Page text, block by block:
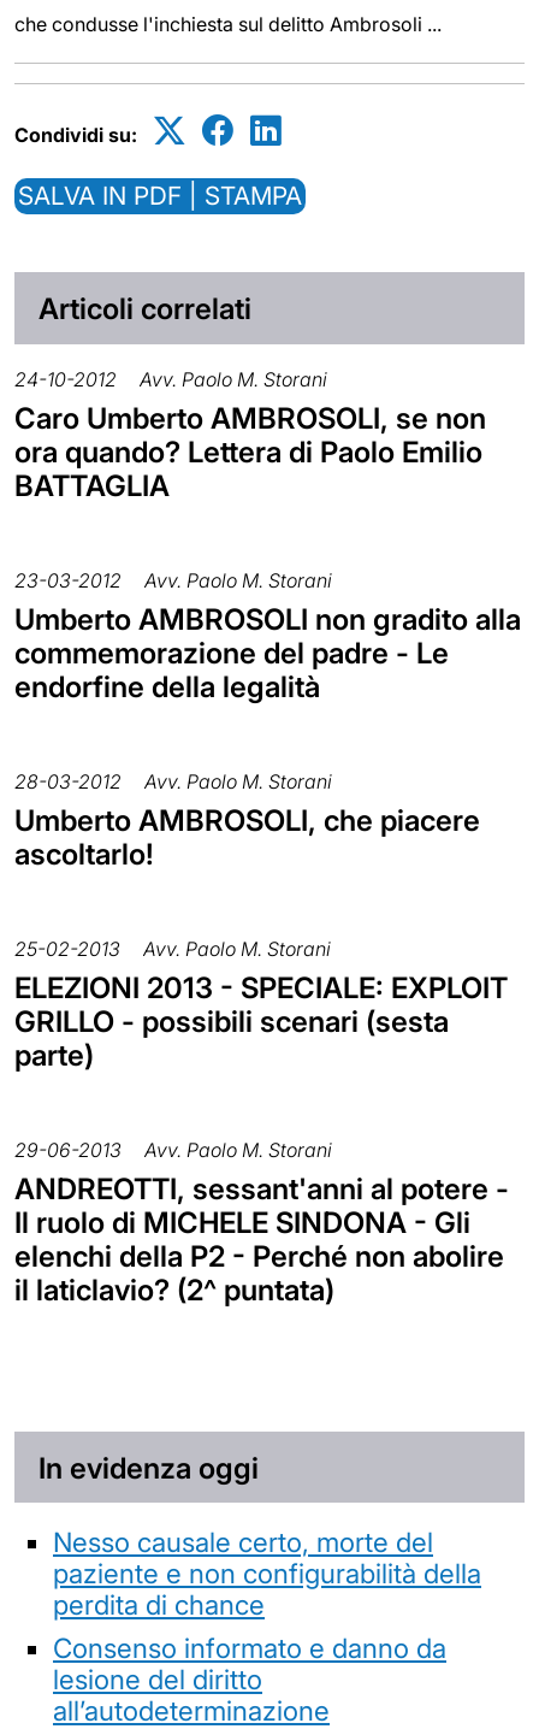
che condusse l'inchiesta sul delitto Ambrosoli ...
Condividi su:
SALVA IN PDF | STAMPA
Articoli correlati
24-10-2012 Avv. Paolo M. Storani
Caro Umberto AMBROSOLI, se non
ora quando? Lettera di Paolo Emilio
BATTAGLIA
23-03-2012 Avv. Paolo M. Storani
Umberto AMBROSOLI non gradito alla
commemorazione del padre - Le
endorfine della legalità
28-03-2012 Avv. Paolo M. Storani
Umberto AMBROSOLI, che piacere
ascoltarlo!
25-02-2013 Avv. Paolo M. Storani
ELEZIONI 2013 - SPECIALE: EXPLOIT
GRILLO - possibili scenari (sesta
parte)
29-06-2013 Avv. Paolo M. Storani
ANDREOTTI, sessant'anni al potere -
Il ruolo di MICHELE SINDONA - Gli
elenchi della P2 - Perché non abolire
il laticlavio? (2^ puntata)
In evidenza oggi
Nesso causale certo, morte del
paziente e non configurabilità della
perdita di chance
Consenso informato e danno da
lesione del diritto
all’autodeterminazione